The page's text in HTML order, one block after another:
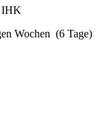
IHK
Wochen (6 Tage)